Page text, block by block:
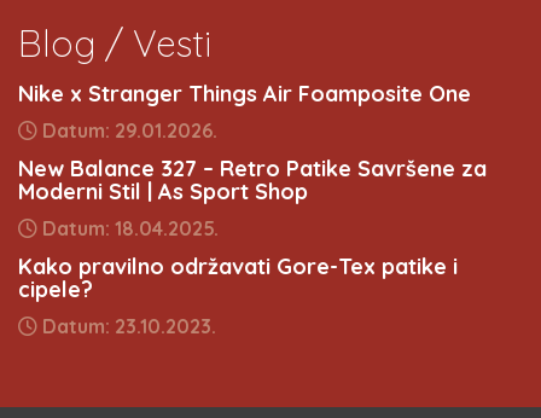
Blog / Vesti
Nike x Stranger Things Air Foamposite One
Datum: 29.01.2026.
New Balance 327 – Retro Patike Savršene za
Moderni Stil | As Sport Shop
Datum: 18.04.2025.
Kako pravilno održavati Gore-Tex patike i
cipele?
Datum: 23.10.2023.